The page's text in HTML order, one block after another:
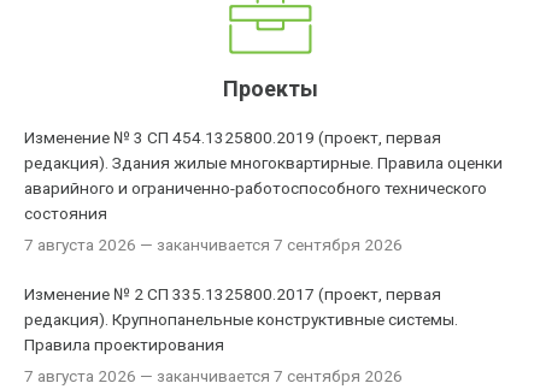
Проекты
Изменение № 3 СП 454.1325800.2019 (проект, первая
редакция). Здания жилые многоквартирные. Правила оценки
аварийного и ограниченно-работоспособного технического
состояния
7 августа 2026 — заканчивается 7 сентября 2026
Изменение № 2 СП 335.1325800.2017 (проект, первая
редакция). Крупнопанельные конструктивные системы.
Правила проектирования
7 августа 2026 — заканчивается 7 сентября 2026